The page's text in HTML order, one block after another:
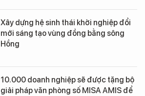
Xây dựng hệ sinh thái khởi nghiệp đổi
mới sáng tạo vùng đồng bằng sông
Hồng
10.000 doanh nghiệp sẽ được tặng bộ
giải pháp văn phòng số MISA AMIS để